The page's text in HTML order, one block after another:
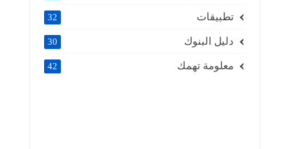
تطبيقات 32
دليل البنوك 30
معلومة تهمك 42